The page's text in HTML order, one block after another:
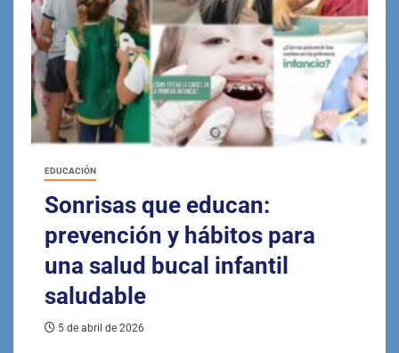
EDUCACIÓN
Sonrisas que educan:
prevención y hábitos para
una salud bucal infantil
saludable
5 de abril de 2026